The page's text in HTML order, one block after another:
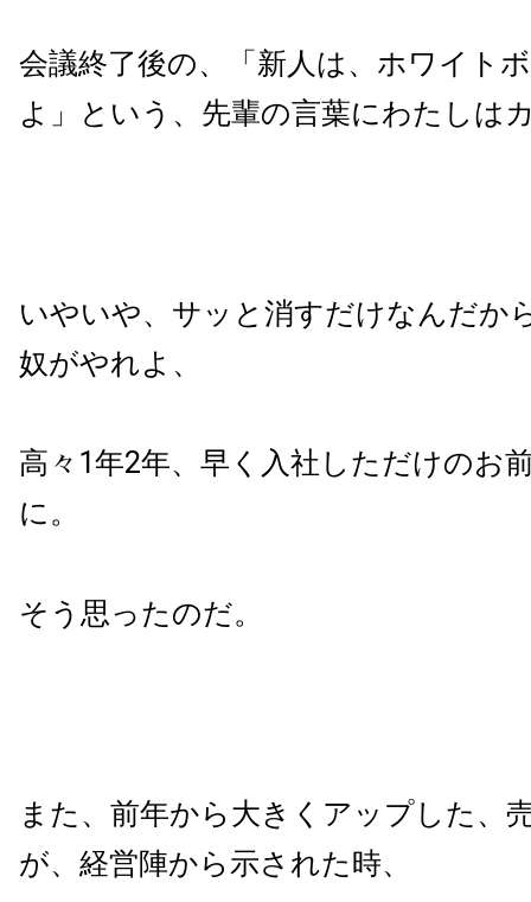
会議終了後の、「新人は、ホワイト
よ」という、先輩の言葉にわたしは
いやいや、サッと消すだけなんだか
奴がやれよ、
高々1年2年、早く入社しただけのお
に。
そう思ったのだ。
また、前年から大きくアップした、
が、経営陣から示された時、